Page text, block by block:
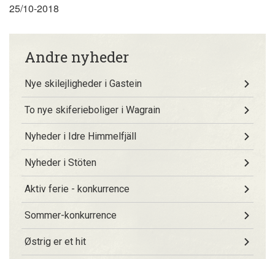
25/10-2018
Andre nyheder
Nye skilejligheder i Gastein
To nye skiferieboliger i Wagrain
Nyheder i Idre Himmelfjäll
Nyheder i Stöten
Aktiv ferie - konkurrence
Sommer-konkurrence
Østrig er et hit